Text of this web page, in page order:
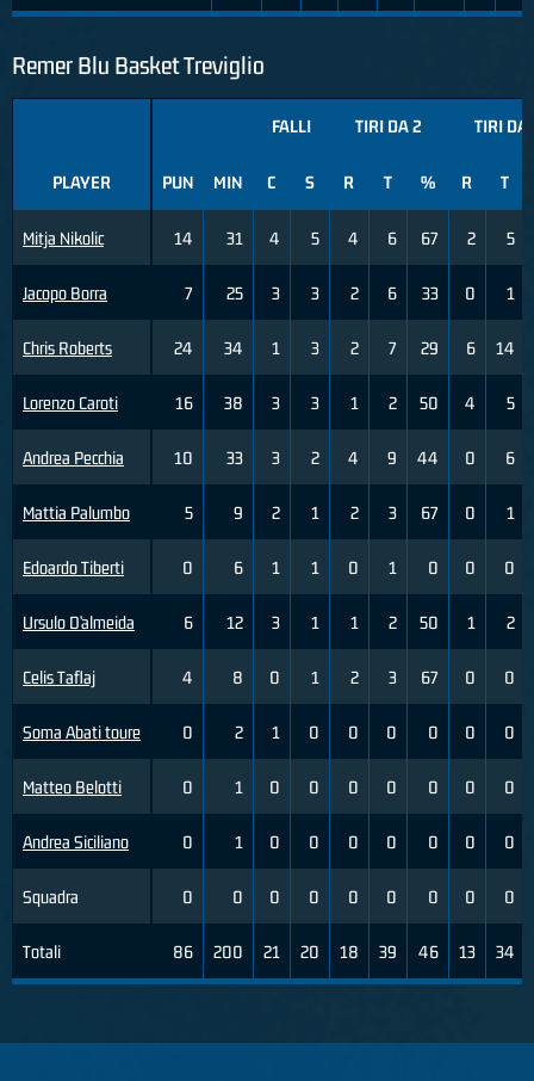
Remer Blu Basket Treviglio
PLAYER
Mitja Nikolic
Jacopo Borra
Chris Roberts
Lorenzo Caroti
Andrea Pecchia
Mattia Palumbo
Edoardo Tiberti
Ursulo D’almeida
Celis Taflaj
Soma Abati toure
Matteo Belotti
Andrea Siciliano
Squadra
Totali
FALLI TIRI DA 2 TIRI DA
PUN MIN C S R T % R T
14 31 4 5 4 6 67 2 5
7 25 3 3 2 6 33 0 1
24 34 1 3 2 7 29 6 14
16 38 3 3 1 2 50 4 5
10 33 3 2 4 9 44 0 6
5 9 2 1 2 3 67 0 1
0 6 1 1 0 1 0 0 0
6 12 3 1 1 2 50 1 2
4 8 0 1 2 3 67 0 0
0 2 1 0 0 0 0 0 0
0 1 0 0 0 0 0 0 0
0 1 0 0 0 0 0 0 0
0 0 0 0 0 0 0 0 0
86 200 21 20 18 39 46 13 34